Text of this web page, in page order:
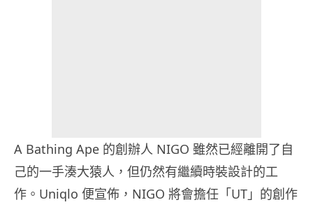
A Bathing Ape 的創辦人 NIGO 雖然已經離開了自
己的一手湊大猿人，但仍然有繼續時裝設計的工
作。Uniqlo 便宣佈，NIGO 將會擔任「UT」的創作